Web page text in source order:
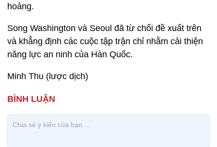
hoảng.
Song Washington và Seoul đã từ chối đề xuất trên
và khẳng định các cuộc tập trận chỉ nhằm cải thiện
năng lực an ninh của Hàn Quốc.
Minh Thu (lược dịch)